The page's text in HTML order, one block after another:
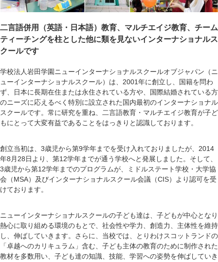
二言語併用（英語・日本語）教育、マルチエイジ教育、チーム
ティーチングを柱とした他に類を見ないインターナショナルス
クールです
学校法人岩田学園ニューインターナショナルスクールオブジャパン（ニ
ューインターナショナルスクール）は、2001年に創立し、国籍を問わ
ず、日本に長期在住または永住されている方や、国際結婚されている方
のニーズに応えるべく特別に設立された国内最初のインターナショナル
スクールです。常に研究を重ね、二言語教育・マルチエイジ教育が子ど
もにとって大変有益であることをはっきりと認識しております。
創立当初は、3歳児から第9学年までを受け入れておりましたが、2014
年8月28日より、第12学年までが通う学校へと発展しました。そして、
3歳児から第12学年までのプログラムが、ミドルステート学校・大学協
会（MSA）及びインターナショナルスクール会議（CIS）より認可を受
けております。
ニューインターナショナルスクールの子ども達は、子どもが中心となり
熱心に取り組める環境のもとで、社会性や学力、創造力、主体性を維持
し、伸ばしていきます。さらに、当校では、とりわけスコットランドの
「卓越へのカリキュラム」含む、子ども主体の教育のために制作された
教材を多数用い、子ども達の知識、技能、学習への姿勢を伸ばしていき